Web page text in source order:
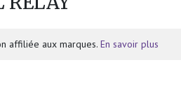
affiliée aux marques. En savoir plus